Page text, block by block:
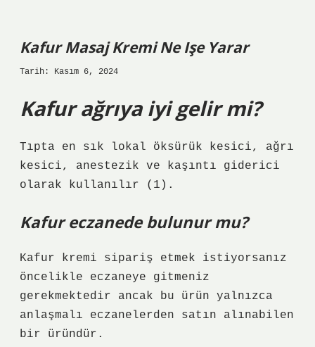
Kafur Masaj Kremi Ne Işe Yarar
Tarih: Kasım 6, 2024
Kafur ağrıya iyi gelir mi?
Tıpta en sık lokal öksürük kesici, ağrı
kesici, anestezik ve kaşıntı giderici
olarak kullanılır (1).
Kafur eczanede bulunur mu?
Kafur kremi sipariş etmek istiyorsanız
öncelikle eczaneye gitmeniz
gerekmektedir ancak bu ürün yalnızca
anlaşmalı eczanelerden satın alınabilen
bir üründür.